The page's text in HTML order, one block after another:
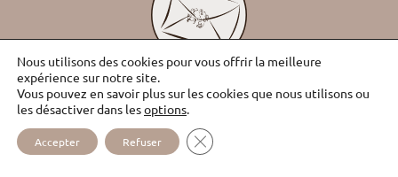
JE SOUHAITE RECEVOIR
VOS MAILS DE NOUVELLES
*Vous pouvez vous désabonner à tout moment en bas de chaque
email
(lire la politique de confidentialité
Nous utilisons des cookies pour vous offrir la meilleure
expérience sur notre site.
Vous pouvez en savoir plus sur les cookies que nous utilisons ou
les désactiver dans lesoptions.
Accepter Refuser FERMER LA BANNIÈRE DES